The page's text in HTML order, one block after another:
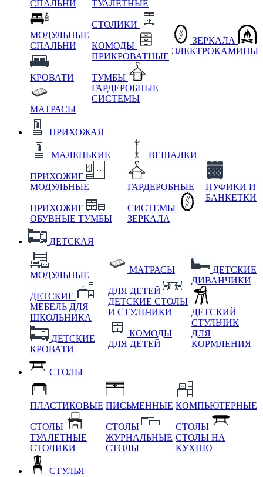
СПАЛЬНИ
МОДУЛЬНЫЕ
СПАЛЬНИ
КРОВАТИ
МАТРАСЫ
ТУАЛЕТНЫЕ
СТОЛИКИ
КОМОДЫ
ПРИКРОВАТНЫЕ
ТУМБЫ
ГАРДЕРОБНЫЕ
СИСТЕМЫ
ЗЕРКАЛА
ЭЛЕКТРОКАМИНЫ
ПРИХОЖАЯ
МАЛЕНЬКИЕ
ПРИХОЖИЕ
МОДУЛЬНЫЕ
ПРИХОЖИЕ
ОБУВНЫЕ ТУМБЫ
ВЕШАЛКИ
ГАРДЕРОБНЫЕ
СИСТЕМЫ
ЗЕРКАЛА
ПУФИКИ И
БАНКЕТКИ
ДЕТСКАЯ
МОДУЛЬНЫЕ
ДЕТСКИЕ
МЕБЕЛЬ ДЛЯ
ШКОЛЬНИКА
ДЕТСКИЕ
КРОВАТИ
МАТРАСЫ
ДЛЯ ДЕТЕЙ
ДЕТСКИЕ СТОЛЫ
И СТУЛЬЧИКИ
КОМОДЫ
ДЛЯ ДЕТЕЙ
ДЕТСКИЕ
ДИВАНЧИКИ
ДЕТСКИЙ
СТУЛЬЧИК
ДЛЯ
КОРМЛЕНИЯ
СТОЛЫ
ПЛАСТИКОВЫЕ
СТОЛЫ
ТУАЛЕТНЫЕ
СТОЛИКИ
ПИСЬМЕННЫЕ
СТОЛЫ
ЖУРНАЛЬНЫЕ
СТОЛЫ
КОМПЬЮТЕРНЫЕ
СТОЛЫ
СТОЛЫ НА
КУХНЮ
СТУЛЬЯ